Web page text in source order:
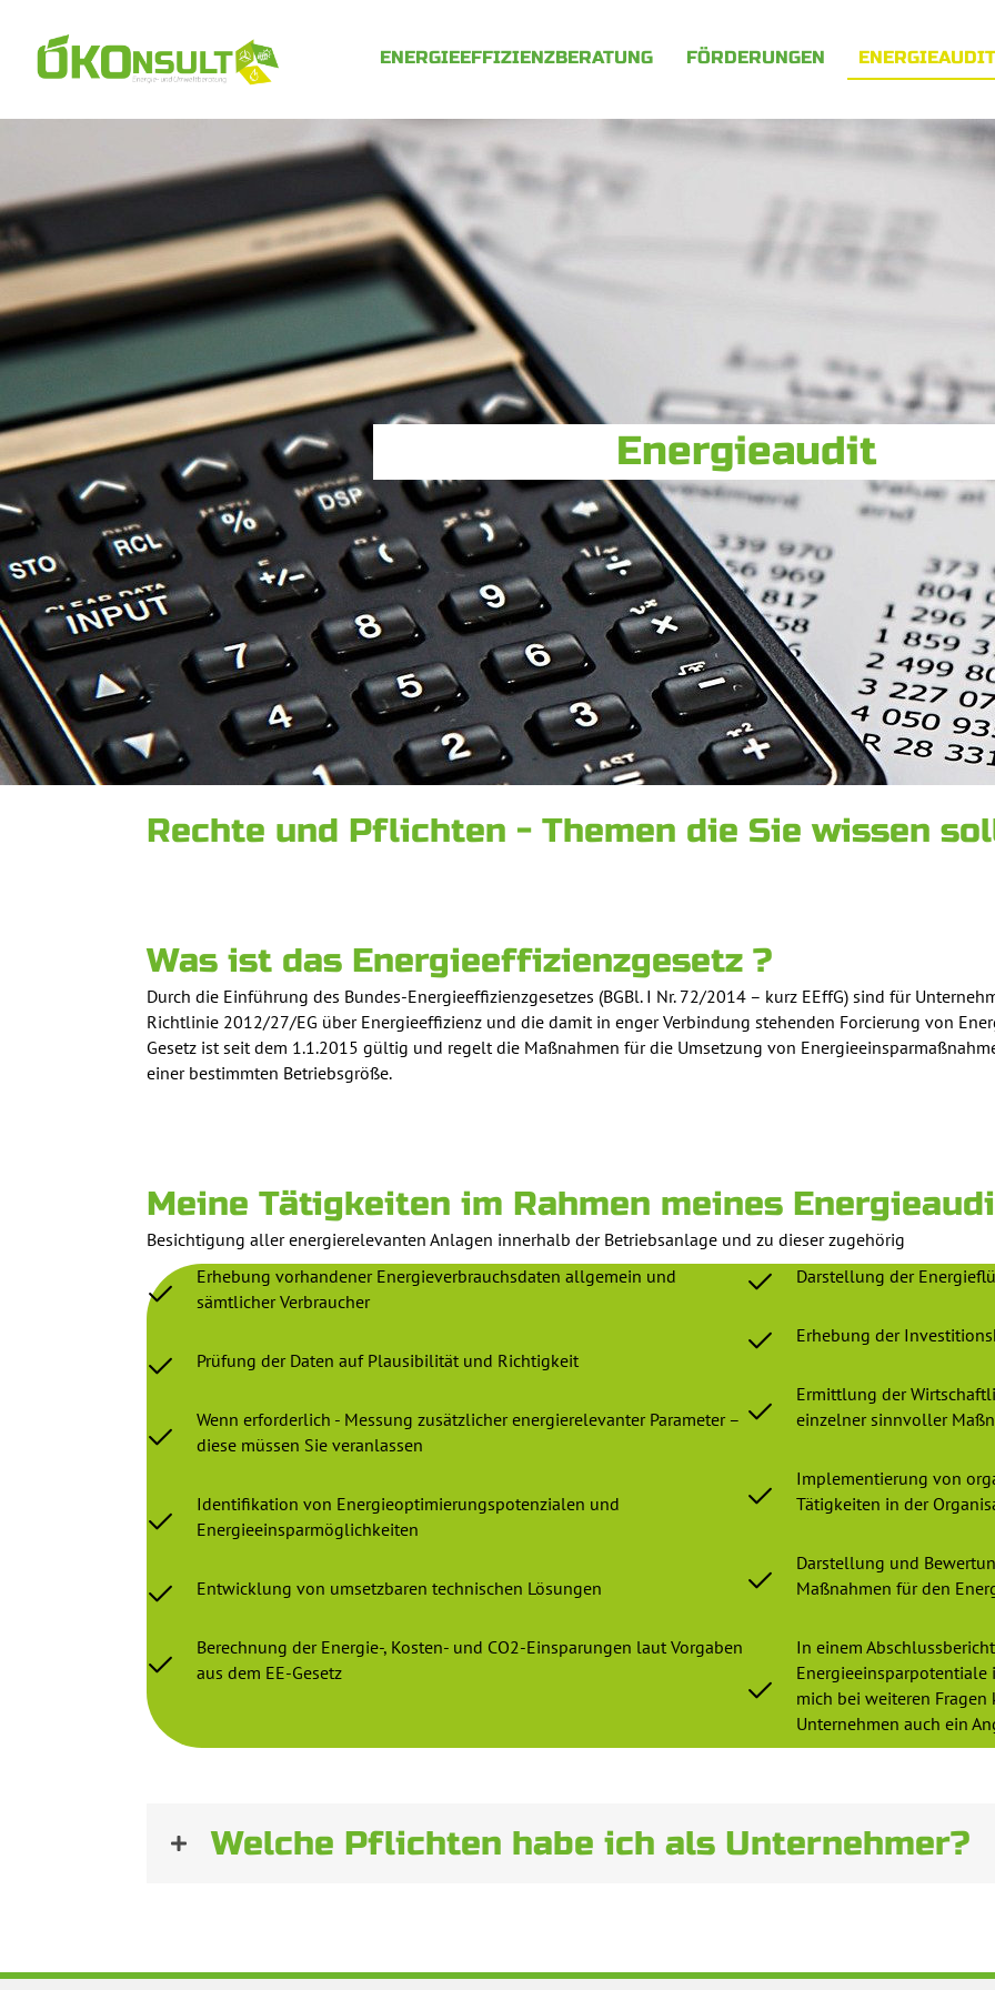
ENERGIEEFFIZIENZBERATUNG FÖRDERUNGEN
Energieaudit
Rechte und Pflichten - Themen die Sie wissen
Was ist das Energieeffizienzgesetz ?
Durch die Einführung des Bundes-Energieeffizienzgesetzes (BGBl. I Nr. 72/2014 – kurz EEffG) sind für
Richtlinie 2012/27/EG über Energieeffizienz und die damit in enger Verbindung stehenden Forcierung von
Gesetz ist seit dem 1.1.2015 gültig und regelt die Maßnahmen für die Umsetzung von
einer bestimmten Betriebsgröße.
Meine Tätigkeiten im Rahmen meines
Besichtigung aller energierelevanten Anlagen innerhalb der Betriebsanlage und zu dieser zugehörig
Erhebung vorhandener Energieverbrauchsdaten allgemein und
sämtlicher Verbraucher
Prüfung der Daten auf Plausibilität und Richtigkeit
Wenn erforderlich - Messung zusätzlicher energierelevanter Parameter –
diese müssen Sie veranlassen
Identifikation von Energieoptimierungspotenzialen und
Energieeinsparmöglichkeiten
Entwicklung von umsetzbaren technischen Lösungen
Berechnung der Energie-, Kosten- und CO2-Einsparungen laut Vorgaben
aus dem EE-Gesetz
Darstellung der
Erhebung der
Ermittlung der
einzelner sinnvoller
Implementierung von
Tätigkeiten in der
Darstellung und
Maßnahmen für den
In einem
Energieeinsparpotentiale
mich bei weiteren
Unternehmen auch ein
Welche Pflichten habe ich als Unternehmer?